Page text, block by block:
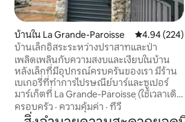
บ้านใน La Grande-Paroisse คะแนนเฉลี่ย
4.94 (224)
บ้านเล็กอิสระระหว่างปราสาทและป่า
เพลิดเพลินกับความสงบและเงียบในบ้าน
หลังเล็กที่มีอุปกรณ์ครบครันของเรา มีร้าน
เบเกอรี่ที่ทำการไปรษณีย์บาร์และซูเปอร์
มาร์เก็ตที่ La Grande-Paroisse (ใช้เวลาเดิน
ทางโดยรถยนต์ 3 นาที) สถานที่ใกล้เคียง: -
ป่า Fontainebleau (ปีนเขาเดินป่า...) - สวน
ครอบครัว · ความคุ้มค่า · ทีวี